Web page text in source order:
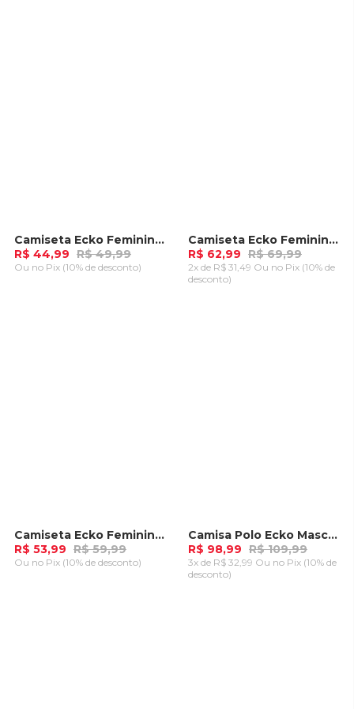
-10%Camiseta Ecko Feminina Estampada Rosa
R$ 44,99 R$ 49,99
Ou no Pix (10% de desconto)
-10%Camiseta Ecko Feminina Cropped Especial Vermelha
R$ 62,99 R$ 69,99
2x de R$ 31,49 Ou no Pix (10% de
desconto)
-10%Camiseta Ecko Feminina Charlie Rosa Romã
R$ 53,99 R$ 59,99
Ou no Pix (10% de desconto)
-10%Camisa Polo Ecko Masculina Branca
R$ 98,99 R$ 109,99
3x de R$ 32,99 Ou no Pix (10% de
desconto)